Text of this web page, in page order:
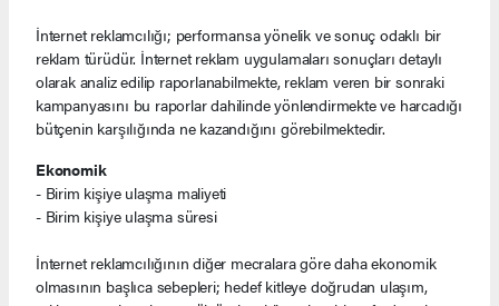
İnternet reklamcılığı; performansa yönelik ve sonuç odaklı bir
reklam türüdür. İnternet reklam uygulamaları sonuçları detaylı
olarak analiz edilip raporlanabilmekte, reklam veren bir sonraki
kampanyasını bu raporlar dahilinde yönlendirmekte ve harcadığı
bütçenin karşılığında ne kazandığını görebilmektedir.
Ekonomik
- Birim kişiye ulaşma maliyeti
- Birim kişiye ulaşma süresi
İnternet reklamcılığının diğer mecralara göre daha ekonomik
olmasının başlıca sebepleri; hedef kitleye doğrudan ulaşım,